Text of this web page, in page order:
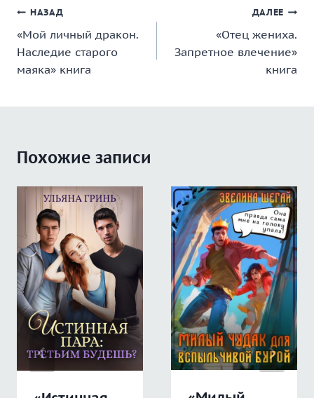
Навигация
по
записям
НАЗАД
«Мой личный дракон.
Наследие старого
маяка» книга
ДАЛЕЕ
«Отец жениха.
Запретное влечение»
книга
Похожие записи